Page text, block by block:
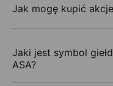
Jak mogę kupić
Jaki jest symbol
ASA?